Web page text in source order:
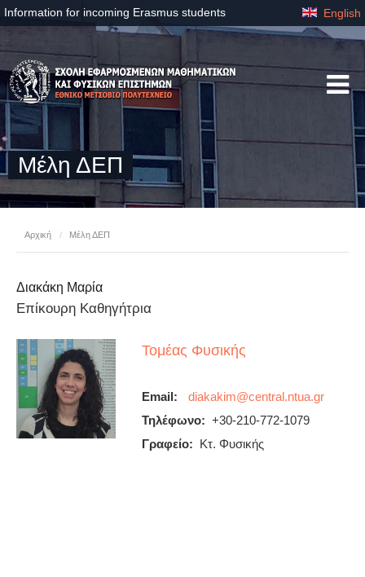
Information for incoming Erasmus students English
Μέλη ΔΕΠ
Αρχική / Μέλη ΔΕΠ
Διακάκη Μαρία
Επίκουρη Καθηγήτρια
Τομέας Φυσικής
Email:
Τηλέφωνο: +30-210-772-1079
Γραφείο: Κτ. Φυσικής